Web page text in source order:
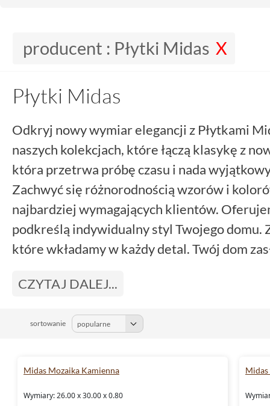
producent : Płytki Midas
Płytki Midas
Odkryj nowy wymiar elegancji z Płytkami
naszych kolekcjach, które łączą klasykę z
która przetrwa próbę czasu i nada
Zachwyć się różnorodnością wzorów i
najbardziej wymagających klientów.
podkreślą indywidualny styl Twojego domu.
które wkładamy w każdy detal. Twój dom
CZYTAJ DALEJ...
sortowanie
Midas Mozaika Kamienna
Wymiary: 26.00 x 30.00 x 0.80
Midas